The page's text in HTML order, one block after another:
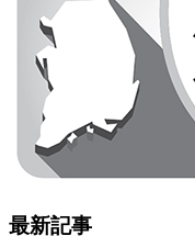
最新記事